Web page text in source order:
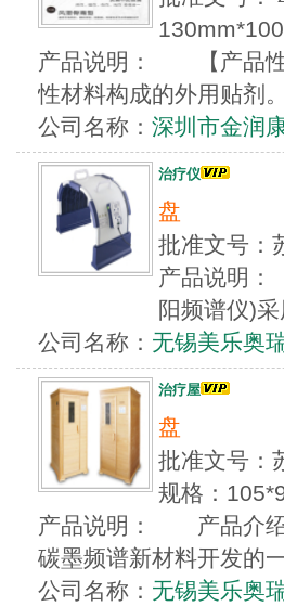
产品说明： 【产品性
性材料构成的外用贴剂
公司名称： 深圳市金润
治疗仪
盘
批准文号
产品说明
阳频谱仪)
公司名称： 无锡美乐奥
治疗屋
盘
批准文号
规格：
产品说明： 产品介
碳墨频谱新材料开发的
公司名称： 无锡美乐奥